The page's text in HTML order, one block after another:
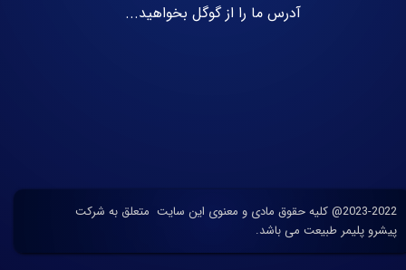
2023-2022@ کلیه حقوق مادی و معنوی این سایت متعلق به شرکت
پیشرو پلیمر طبیعت می باشد.
آدرس ما را از گوگل بخواهید...